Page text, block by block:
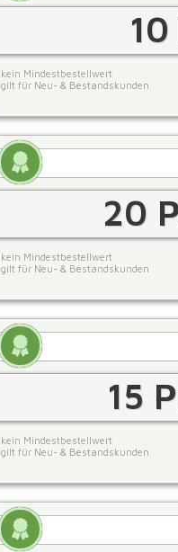
kein Mindestbestellwert
gilt für Neu- & Bestandskunden
20
kein Mindestbestellwert
gilt für Neu- & Bestandskunden
15
kein Mindestbestellwert
gilt für Neu- & Bestandskunden